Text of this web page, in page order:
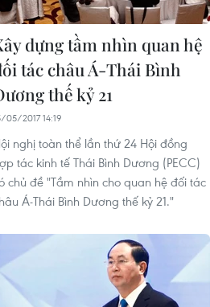
dựng tầm nhìn quan hệ
tác châu Á-Thái Bình
thế kỷ 21
05/2017 14:19
nghị toàn thể lần thứ 24 Hội đồng
tác kinh tế Thái Bình Dương (PECC)
chủ đề "Tầm nhìn cho quan hệ đối tác
Á-Thái Bình Dương thế kỷ 21."